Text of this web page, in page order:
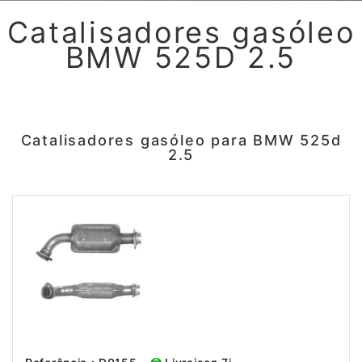
Catalisadores gasóleo
BMW 525D 2.5
Catalisadores gasóleo para BMW 525d
2.5